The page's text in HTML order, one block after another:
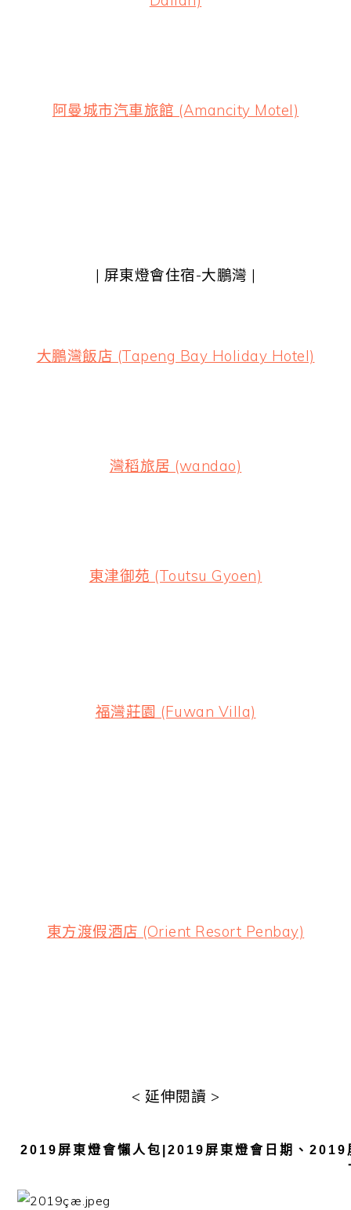
阿曼城市汽車旅館 (Amancity Motel)
| 屏東燈會住宿-大鵬灣 |
大鵬灣飯店 (Tapeng Bay Holiday Hotel)
灣稻旅居 (wandao)
東津御苑 (Toutsu Gyoen)
福灣莊園 (Fuwan Villa)
東方渡假酒店 (Orient Resort Penbay)
< 延伸閱讀 >
2019屏東燈會懶人包|2019屏東燈會日期、